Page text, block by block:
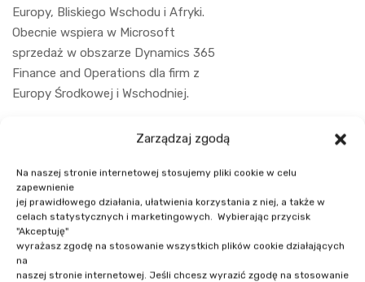
Zarządzaj zgodą
Na naszej stronie internetowej stosujemy pliki cookie w celu
zapewnienie
jej prawidłowego działania, ułatwienia korzystania z niej, a także w
celach statystycznych i marketingowych. Wybierając przycisk
"Akceptuję"
wyrażasz zgodę na stosowanie wszystkich plików cookie działających
na
naszej stronie internetowej. Jeśli chcesz wyrazić zgodę na stosowanie
Europy, Bliskiego Wschodu i Afryki.
Obecnie wspiera w Microsoft
sprzedaż w obszarze Dynamics 365
Finance and Operations dla firm z
Europy Środkowej i Wschodniej.
NASI PRELEGENCI